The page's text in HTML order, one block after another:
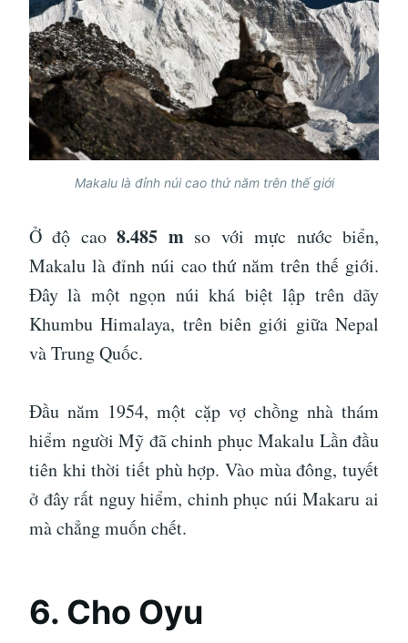
Makalu là đỉnh núi cao thứ năm trên thế giới
Ở độ cao8.485 mso với mực nước biển,
Makalu là đỉnh núi cao thứ năm trên thế giới.
Đây là một ngọn núi khá biệt lập trên dãy
Khumbu Himalaya, trên biên giới giữa Nepal
và Trung Quốc.
Đầu năm 1954, một cặp vợ chồng nhà thám
hiểm người Mỹ đã chinh phục Makalu Lần đầu
tiên khi thời tiết phù hợp. Vào mùa đông, tuyết
ở đây rất nguy hiểm, chinh phục núi Makaru ai
mà chẳng muốn chết.
6. Cho Oyu